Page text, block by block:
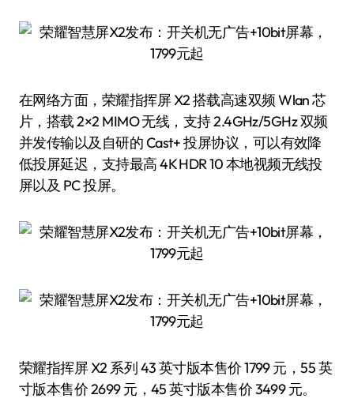
在网络方面，荣耀指挥屏 X2 搭载高速双频 Wlan 芯
片，搭载 2×2 MIMO 无线，支持 2.4GHz/5GHz 双频
并发传输以及自研的 Cast+ 投屏协议，可以有效降
低投屏延迟，支持最高 4K HDR 10 本地视频无线投
屏以及 PC 投屏。
荣耀指挥屏 X2 系列 43 英寸版本售价 1799 元，55 英
寸版本售价 2699 元，45 英寸版本售价 3499 元。